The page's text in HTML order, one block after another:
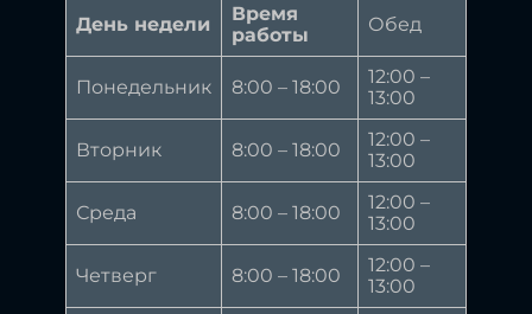
День недели
Время
работы
Обед
Понедельник 8:00 – 18:00
12:00 –
13:00
Вторник 8:00 – 18:00
12:00 –
13:00
Среда 8:00 – 18:00
12:00 –
13:00
Четверг 8:00 – 18:00
12:00 –
13:00